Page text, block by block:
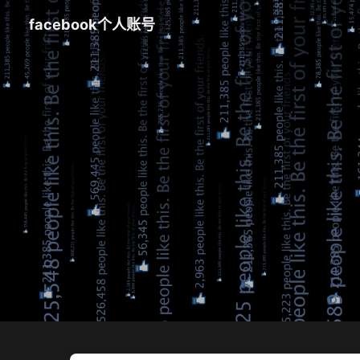
facebook个人账号